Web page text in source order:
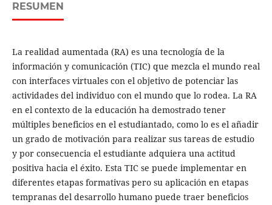
RESUMEN
La realidad aumentada (RA) es una tecnología de la
información y comunicación (TIC) que mezcla el mundo real
con interfaces virtuales con el objetivo de potenciar las
actividades del individuo con el mundo que lo rodea. La RA
en el contexto de la educación ha demostrado tener
múltiples beneficios en el estudiantado, como lo es el añadir
un grado de motivación para realizar sus tareas de estudio
y por consecuencia el estudiante adquiera una actitud
positiva hacia el éxito. Esta TIC se puede implementar en
diferentes etapas formativas pero su aplicación en etapas
tempranas del desarrollo humano puede traer beneficios